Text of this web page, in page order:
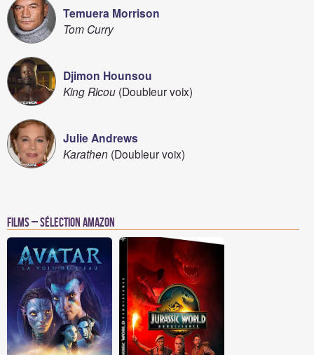
Temuera Morrison
Tom Curry
Djimon Hounsou
King Ricou (Doubleur voix)
Julie Andrews
Karathen (Doubleur voix)
Films – Sélection Amazon